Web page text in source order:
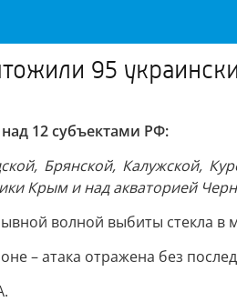
95
12 субъектами РФ:
Брянской, Калужской,
Крым и над акваторией
волной выбиты стекла в
– атака отражена без